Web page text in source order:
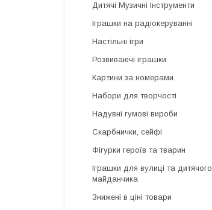
Дитячі Музичні Інструменти
Іграшки на радіокеруванні
Настільні ігри
Розвиваючі іграшки
Картини за номерами
Набори для творчості
Надувні гумові вироби
Скарбнички, сейфі
Фігурки героїв та тварин
Іграшки для вулиці та дитячого
майданчика
Знижені в ціні товари